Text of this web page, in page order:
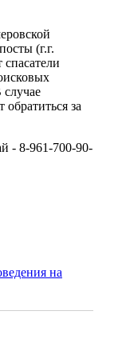
(г.г.
за
- 8-961-700-90-
на